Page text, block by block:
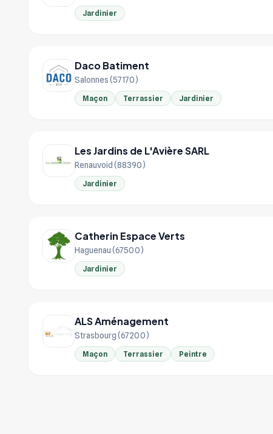
Jardinier
Daco Batiment
Salonnes (57170)
Maçon Terrassier Jardinier
Les Jardins de L'Avière SARL
Renauvoid (88390)
Jardinier
Catherin Espace Verts
Haguenau (67500)
Jardinier
ALS Aménagement
Strasbourg (67200)
Maçon Terrassier Peintre